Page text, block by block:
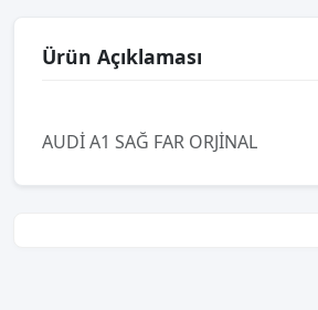
Ürün Açıklaması
AUDİ A1 SAĞ FAR ORJİNAL